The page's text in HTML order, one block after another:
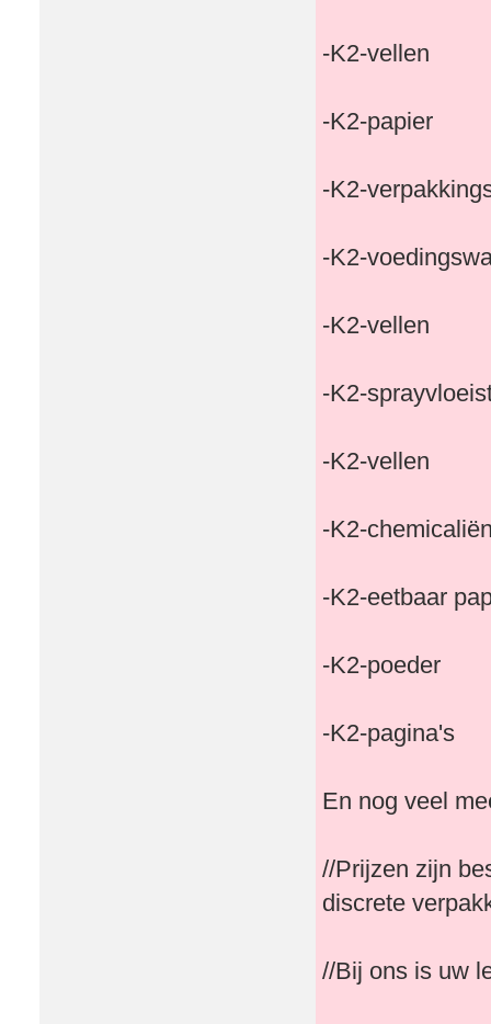
-K2-vellen
-K2-papier
-K2-
-K2-
-K2-vellen
-K2-
-K2-vellen
-K2-
-K2-eetbaar
-K2-poeder
-K2-pagina's
En nog veel
//Prijzen zijn
discrete
//Bij ons is uw